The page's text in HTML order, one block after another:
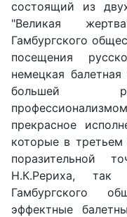
состоящий из
"Великая
Гамбургского
посещения
немецкая
большей
прекрасное
которые в
поразительной
Н.К.Рериха, так
Гамбургского
эффектные